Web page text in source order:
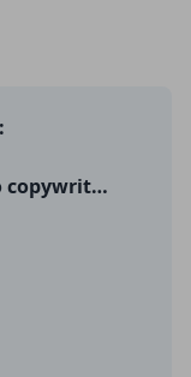
To nejlepší z Nejlepšího copywritera